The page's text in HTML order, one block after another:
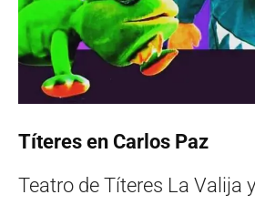
Títeres en Carlos Paz
Teatro de Títeres La Valija